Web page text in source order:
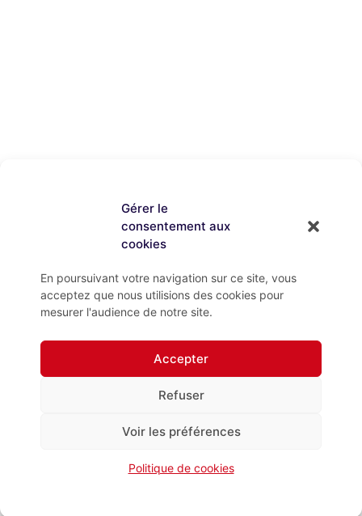
Gérer le
consentement aux
cookies
En poursuivant votre navigation sur ce site, vous
acceptez que nous utilisions des cookies pour
mesurer l'audience de notre site.
Accepter
Refuser
Voir les préférences
Politique de cookies